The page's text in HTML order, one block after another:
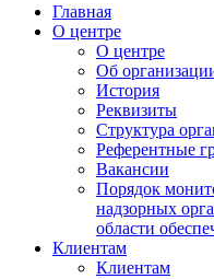
Главная
О центре
О центре
Об
История
Реквизиты
Структура
Референтные
Вакансии
Порядок
надзорных
области
Клиентам
Клиентам